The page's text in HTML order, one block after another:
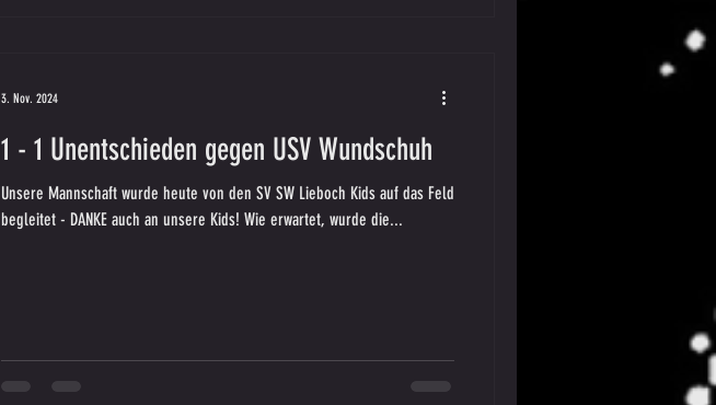
1 - 1 Unentschieden gegen USV Wundschuh
Unsere Mannschaft wurde heute von den SV SW Lieboch Kids auf das Feld
begleitet - DANKE auch an unsere Kids! Wie erwartet, wurde die...
3. Nov. 2024